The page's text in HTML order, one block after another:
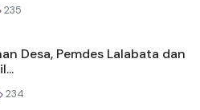
235
Desa, Pemdes Lalabata dan
234